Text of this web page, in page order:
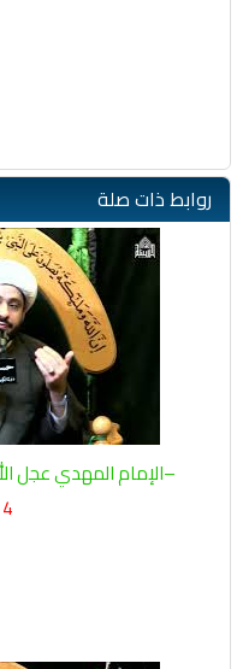
روابط ذات صلة
–الإمام المهدي عجل الله
4 years ago